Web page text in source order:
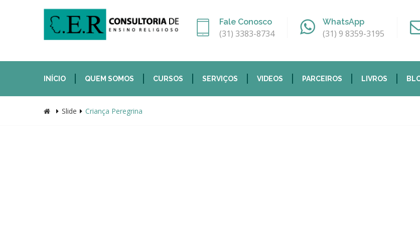
Fale Conosco
(31) 3383-8734
WhatsApp
(31) 9 8359-3195
INÍCIO QUEM SOMOS CURSOS SERVIÇOS VIDEOS PARCEIROS LIVROS
Slide Criança Peregrina